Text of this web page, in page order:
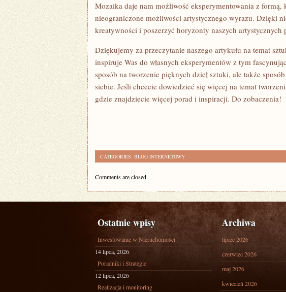
Mozaika ​daje nam ⁤możliwość ⁢eksperymentowania z​
nieograniczone​ możliwości artystycznego wyrazu. ​Dzięki‌
kreatywności ‌i ⁢poszerzyć horyzonty naszych artystycznych
Dziękujemy⁤ za przeczytanie⁢ naszego⁢ artykułu​ na temat
inspiruje⁣ Was do własnych eksperymentów z ⁣tym
sposób ‍na tworzenie‍ pięknych dzieł sztuki, ale także
siebie. ⁤Jeśli chcecie dowiedzieć się więcej na temat
gdzie‍ znajdziecie więcej porad i inspiracji. Do ⁤zobaczenia!
CATEGORIES: BLOG INTERNETOWY
Comments are closed.
Ostatnie wpisy
Inwestowanie w Nieruchomości
14 lipca, 2026
Poradniki i Strategie
12 lipca, 2026
Realizacja i monitoring
Archiwa
lipiec 2026
czerwiec 2026
maj 2026
kwiecień 2026